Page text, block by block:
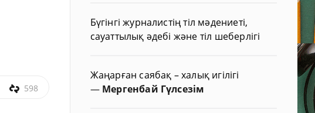
598
Бүгінгі журналистің тіл мәдениеті,
сауаттылық әдебі және тіл шеберлігі
Жаңарған саябақ – халық игілігі
— Мергенбай Гүлсезім